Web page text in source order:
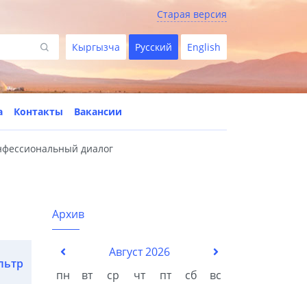
Старая версия
Кыргызча Русский English
Контакты Вакансии
диалог
Архив
Август 2026
пн
вт ср чт пт сб вс